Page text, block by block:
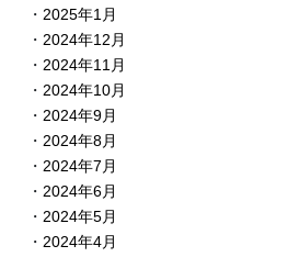
2025年1月
2024年12月
2024年11月
2024年10月
2024年9月
2024年8月
2024年7月
2024年6月
2024年5月
2024年4月